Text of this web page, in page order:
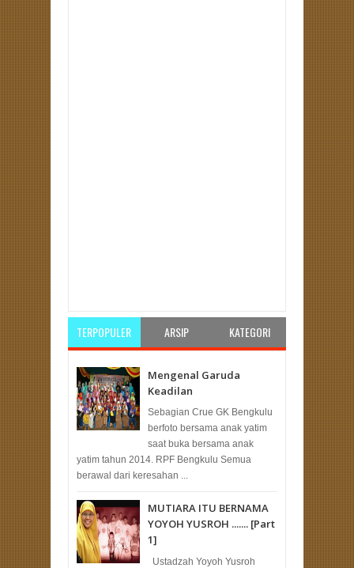
TERPOPULER ARSIP KATEGORI
Mengenal Garuda
Keadilan
Sebagian Crue GK Bengkulu
berfoto bersama anak yatim
saat buka bersama anak
yatim tahun 2014. RPF Bengkulu Semua
berawal dari keresahan ...
MUTIARA ITU BERNAMA
YOYOH YUSROH ....... [Part
1]
Ustadzah Yoyoh Yusroh